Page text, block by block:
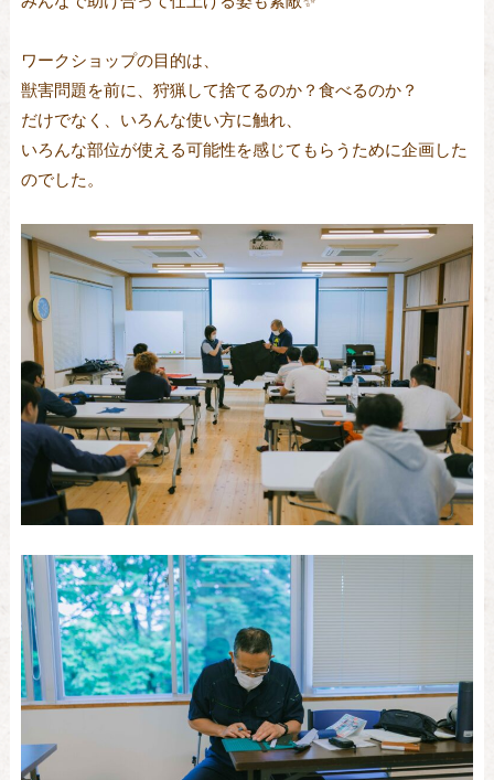
ワークショップの目的は、
獣害問題を前に、狩猟して捨てるのか？食べるのか？
だけでなく、いろんな使い方に触れ、
いろんな部位が使える可能性を感じてもらうために企画した
のでした。